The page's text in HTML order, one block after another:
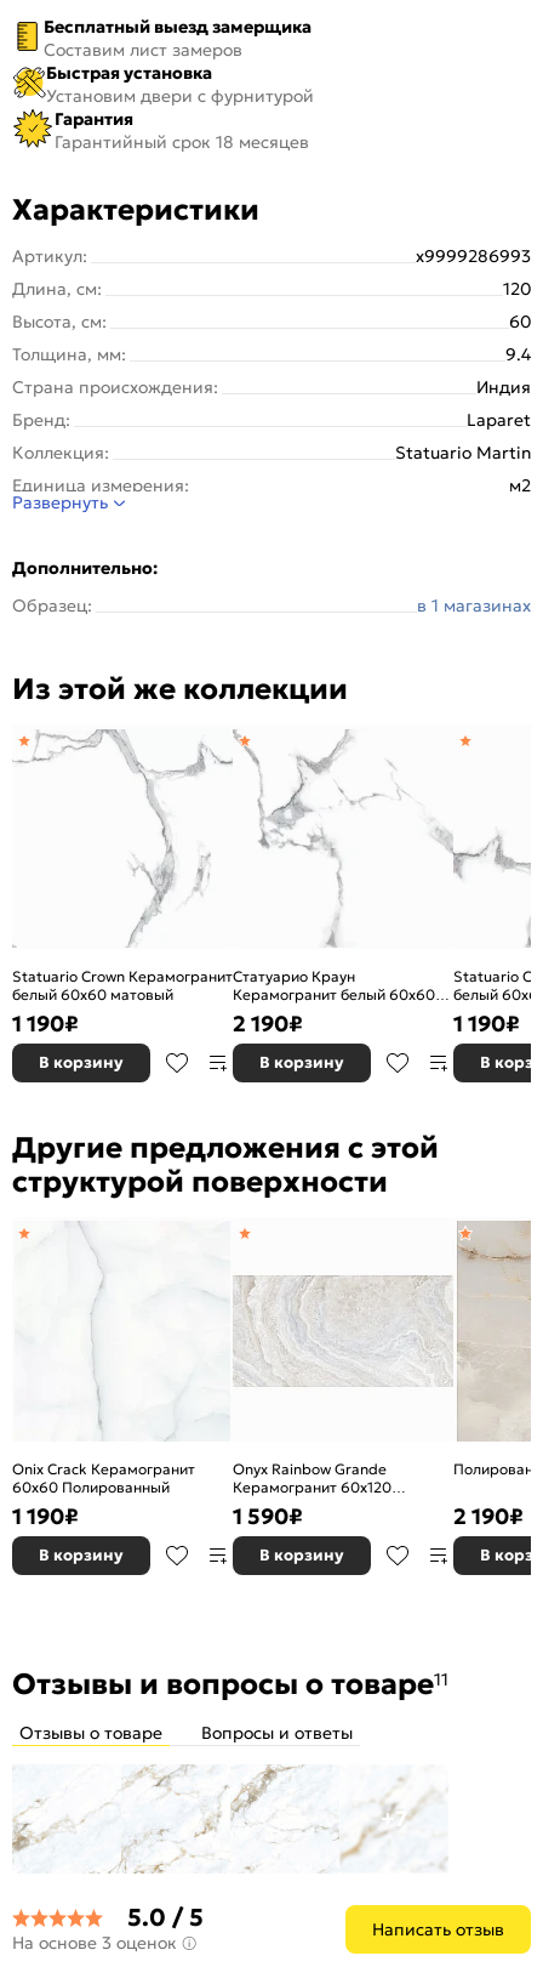
Бесплатный выезд замерщика
Составим лист замеров
Быстрая установка
Установим двери с фурнитурой
Гарантия
Гарантийный срок 18 месяцев
Характеристики
Артикул:
х9999286993
Длина, см:
120
Высота, см:
60
Толщина, мм:
9.4
Страна происхождения:
Индия
Бренд:
Laparet
Коллекция:
Statuario Martin
Единица измерения:
м2
Назначение:
Покрытие:
Вес упаковки (кг):
28.3
Вес на 1 кв. м:
Рисунок:
Мрамор
Количество шт. в упаковке:
Область применения:
Для ванной
Морозоустойчивость:
Износостойкость:
PEI III (для глазурованной)
Развернуть
Дополнительно:
Образец:
в 1 магазинах
Из этой же коллекции
Statuario Crown Керамогранит
белый 60x60 матовый
1 190₽
В корзину
Статуарио Краун
Керамогранит белый 60х60
полированный
2 190₽
В корзину
Statuario
белый
1 190₽
В
Другие предложения с этой
структурой поверхности
Onix Crack Керамогранит
60х60 Полированный
1 190₽
В корзину
Onyx Rainbow Grande
Керамогранит 60х120
Полированный
1 590₽
В корзину
2 190₽
В
Отзывы и вопросы о товаре11
Отзывы о товаре Вопросы и ответы
+7
5.0 / 5
На основе 3 оценок
Написать отзыв